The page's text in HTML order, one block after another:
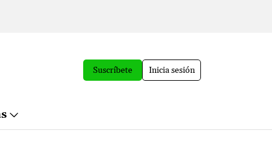
Suscríbete Inicia sesión